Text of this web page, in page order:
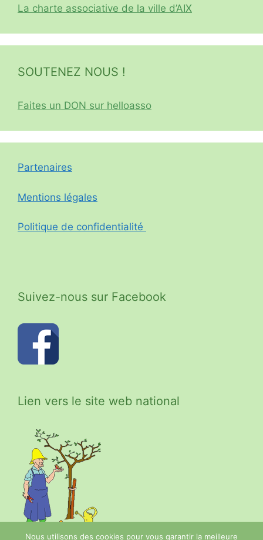
La charte associative de la ville d’AIX
SOUTENEZ NOUS !
Faites un DON sur helloasso
Partenaires
Mentions légales
Politique de confidentialité
Suivez-nous sur Facebook
Lien vers le site web national
Nous utilisons des cookies pour vous garantir la meilleure